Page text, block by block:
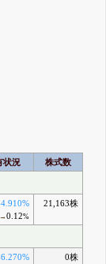
状況 株式数
0.12%
21,163株
0株